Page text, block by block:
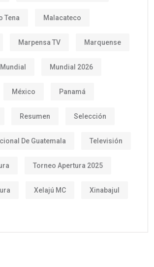
Tena Malacateco
Marpensa TV Marquense
Mundial Mundial 2026
México Panamá
Resumen Selección
De Guatemala Televisión
Torneo Apertura 2025
Xelajú MC Xinabajul